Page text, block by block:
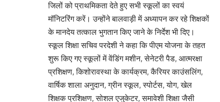
जिलों को प्राथमिकता देते हुए सभी स्कूलों का स्वयं
मॉनिटरिंग करें। उन्होंने बालवाड़ी में अध्यापन कर रहे शिक्षकों
के मानदेय तत्काल भुगतान किए जाने के निर्देश भी दिए।
स्कूल शिक्षा सचिव परदेशी ने कहा कि पीएम योजना के तहत
शुरू किए गए स्कूलों में वेंडिंग मशीन, सेनेटरी पैड, आत्मरक्षा
प्रशिक्षण, किशोरावस्था के कार्यक्रम, कैरियर काउंसलिंग,
वार्षिक शाला अनुदान, ग्रीन स्कूल, स्पोर्टस, योग, खेल
शिक्षक प्रशिक्षण, सोशल एजुकेटर, समावेशी शिक्षा जैसी